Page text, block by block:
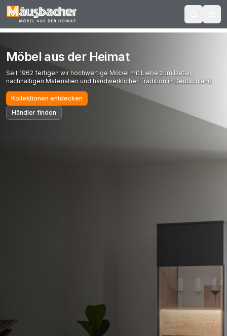
Möbel aus der Heimat
Seit 1962 fertigen wir hochwertige Möbel mit Liebe zum Detail,
nachhaltigen Materialien und handwerklicher Tradition in Deutschland.
Kollektionen entdecken
Händler finden